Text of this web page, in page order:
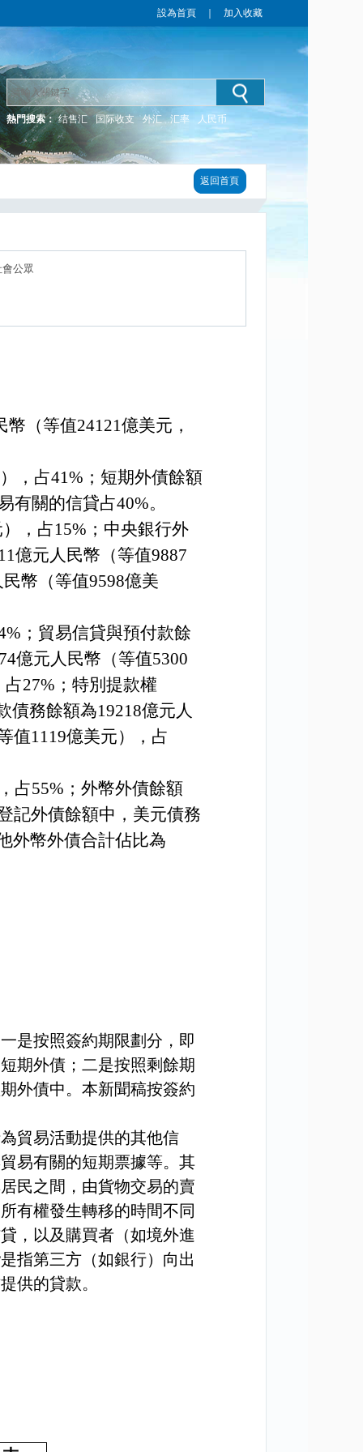
設為首頁 加入收藏
熱門搜索： 结售汇 国际收支 外汇 汇率 人民币
返回首頁
公眾
幣（等值24121億美元，
，占41% ；短期外債餘額
有關的信貸占40%。
，占15% ；中央銀行外
億元人民幣（等值9887
幣（等值9598億美
； 貿易信貸與預付款餘
億元人民幣（等值5300
占27% ； 特別提款權
債務餘額為19218億元人
值1119億美元），占
占55% ；外幣外債餘額
記外債餘額中，美元債務
外幣外債合計佔比為
是按照簽約期限劃分，即
期外債；二是按照剩餘期
外債中。本新聞稿按簽約
貿易活動提供的其他信
易有關的短期票據等。其
民之間，由貨物交易的賣
有權發生轉移的時間不同
，以及購買者（如境外進
是指第三方（如銀行）向出
供的貸款。